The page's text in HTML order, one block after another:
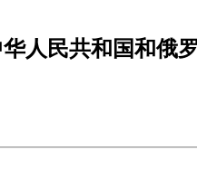
人民共和国和俄